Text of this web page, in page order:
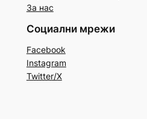
За нас
Социални мрежи
Facebook
Instagram
Twitter/X